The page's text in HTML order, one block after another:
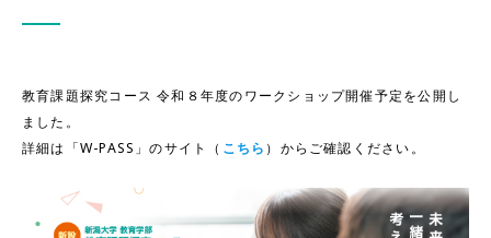
教育学部について 所在地・交通アクセス
教育課題探究コース 令和８年度のワークショップ開催予定を公開し
ました。
詳細は「W-PASS」のサイト（ こちら ）からご確認ください。